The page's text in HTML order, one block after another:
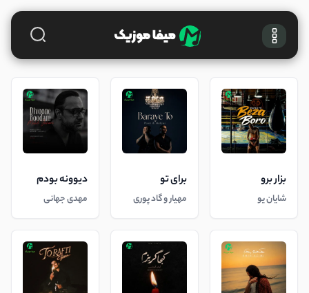
بزار برو
شایان یو
برای تو
مهیار و گاد پوری
دیوونه بودم
مهدی جهانی